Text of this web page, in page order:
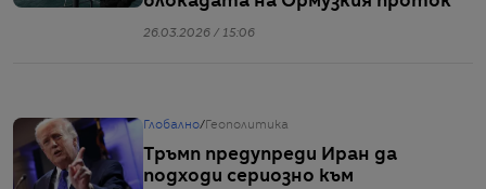
26.03.2026 / 15:06
Глобално/ Геополитика
Тръмп предупреди Иран да
подходи сериозно към